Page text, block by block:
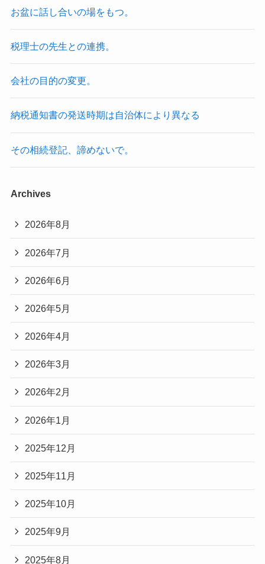
お盆に話し合いの場をもつ。
税理士の先生との連携。
会社の目的の変更。
納税通知書の発送時期は自治体により異なる
その相続登記、諦めないで。
Archives
2026年8月
2026年7月
2026年6月
2026年5月
2026年4月
2026年3月
2026年2月
2026年1月
2025年12月
2025年11月
2025年10月
2025年9月
2025年8月